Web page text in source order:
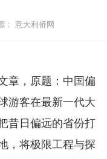
： 意大利侨网
章，原题：中国偏
游客在最新一代大
昔日偏远的省份打
，将极限工程与探